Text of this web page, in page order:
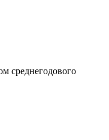
среднегодового